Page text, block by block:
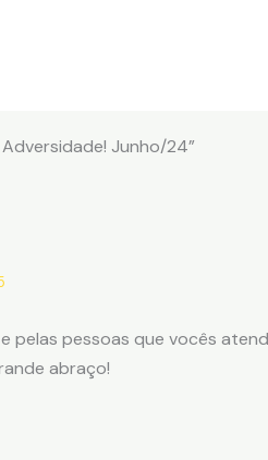
Junho/24”
pelas pessoas que vocês
abraço!